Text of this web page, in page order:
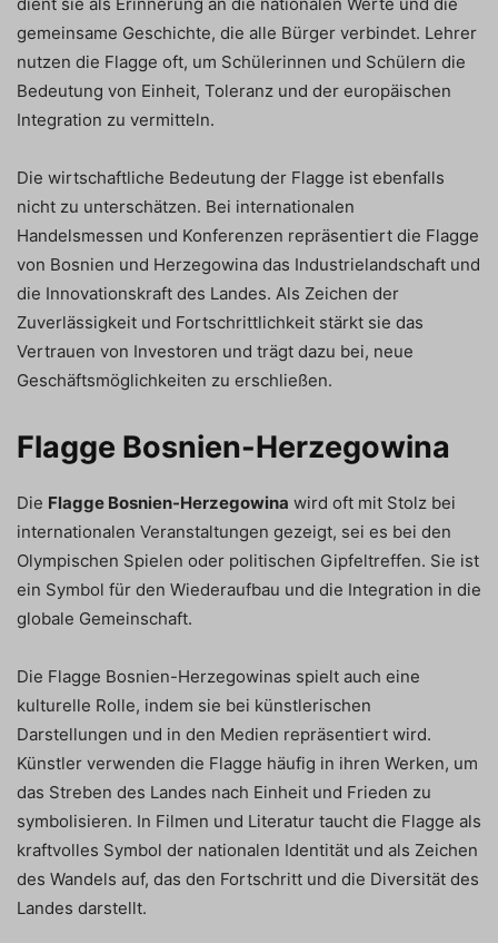
gemeinsame Geschichte, die alle Bürger verbindet. Lehrer
nutzen die Flagge oft, um Schülerinnen und Schülern die
Bedeutung von Einheit, Toleranz und der europäischen
Integration zu vermitteln.
Die wirtschaftliche Bedeutung der Flagge ist ebenfalls
nicht zu unterschätzen. Bei internationalen
Handelsmessen und Konferenzen repräsentiert die Flagge
von Bosnien und Herzegowina das Industrielandschaft und
die Innovationskraft des Landes. Als Zeichen der
Zuverlässigkeit und Fortschrittlichkeit stärkt sie das
Vertrauen von Investoren und trägt dazu bei, neue
Geschäftsmöglichkeiten zu erschließen.
Flagge Bosnien-Herzegowina
Die Flagge Bosnien-Herzegowina wird oft mit Stolz bei
internationalen Veranstaltungen gezeigt, sei es bei den
Olympischen Spielen oder politischen Gipfeltreffen. Sie ist
ein Symbol für den Wiederaufbau und die Integration in die
globale Gemeinschaft.
Die Flagge Bosnien-Herzegowinas spielt auch eine
kulturelle Rolle, indem sie bei künstlerischen
Darstellungen und in den Medien repräsentiert wird.
Künstler verwenden die Flagge häufig in ihren Werken, um
das Streben des Landes nach Einheit und Frieden zu
symbolisieren. In Filmen und Literatur taucht die Flagge als
kraftvolles Symbol der nationalen Identität und als Zeichen
des Wandels auf, das den Fortschritt und die Diversität des
Landes darstellt.